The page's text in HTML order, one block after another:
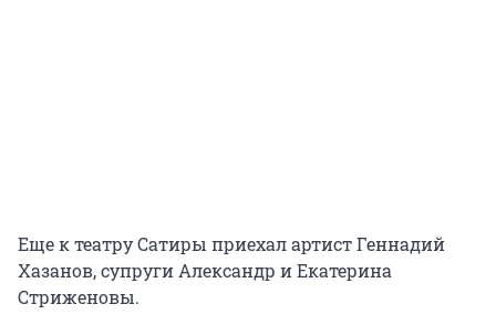
Еще к театру Сатиры приехал артист Геннадий
Хазанов, супруги Александр и Екатерина
Стриженовы.